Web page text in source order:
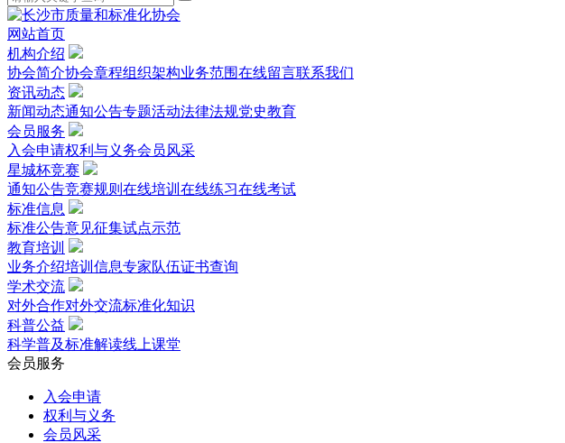
网站首页
机构介绍
协会简介协会章程组织架构业务范围在线留言联系我们
资讯动态
新闻动态通知公告专题活动法律法规党史教育
会员服务
入会申请权利与义务会员风采
星城杯竞赛
通知公告竞赛规则 在线培训 在线练习在线考试
标准信息
标准公告意见征集试点示范
教育培训
业务介绍培训信息专家队伍证书查询
学术交流
对外合作对外交流标准化知识
科普公益
科学普及标准解读线上课堂
会员服务
入会申请
权利与义务
会员风采